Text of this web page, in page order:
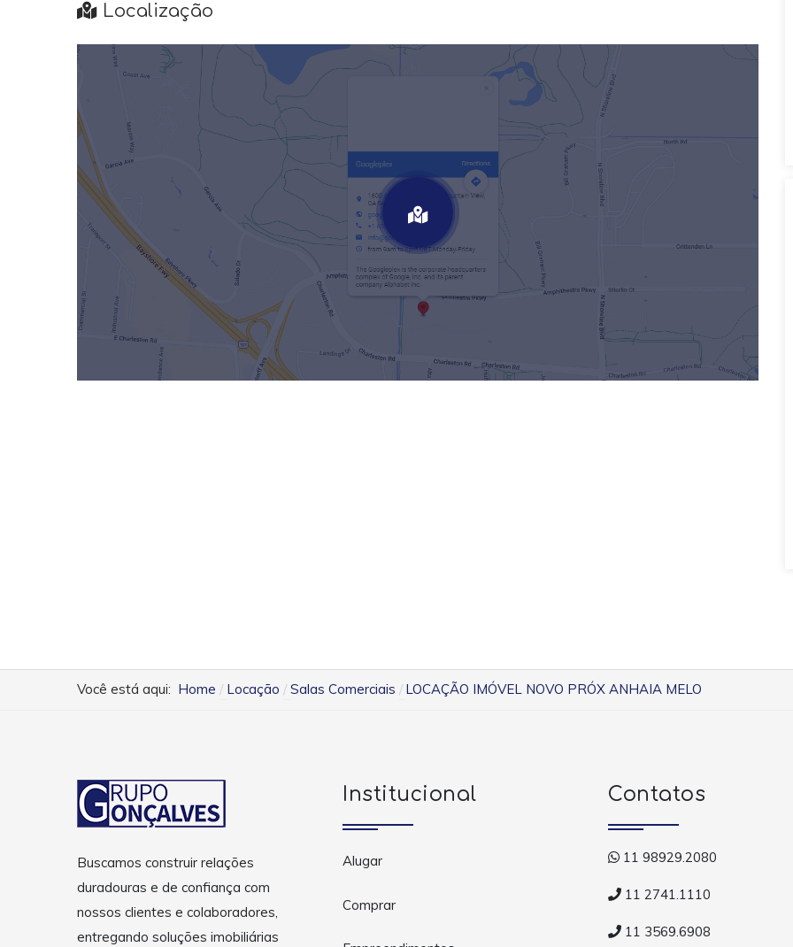
Localização
Você está aqui: Home Locação Salas Comerciais LOCAÇÃO IMÓVEL NOVO PRÓX ANHAIA MELO
Buscamos construir relações
duradouras e de confiança com
nossos clientes e colaboradores,
entregando soluções imobiliárias
Institucional
Alugar
Comprar
Contatos
11 98929.2080
11 2741.1110
11 3569.6908